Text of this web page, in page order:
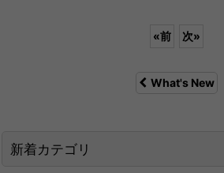
«前 次»
What's New
新着カテゴリ